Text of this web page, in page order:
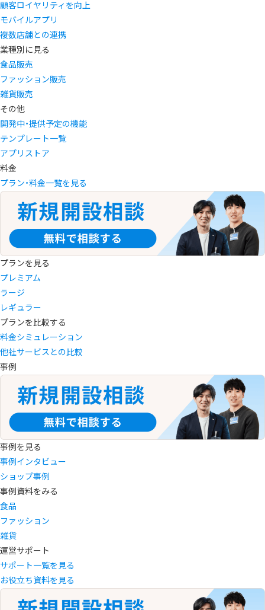
顧客ロイヤリティを向上
モバイルアプリ
複数店舗との連携
業種別に見る
食品販売
ファッション販売
雑貨販売
その他
開発中・提供予定の機能
テンプレート一覧
アプリストア
料金
プラン・料金一覧を見る
プランを見る
プレミアム
ラージ
レギュラー
プランを比較する
料金シミュレーション
他社サービスとの比較
事例
事例を見る
事例インタビュー
ショップ事例
事例資料をみる
食品
ファッション
雑貨
運営サポート
サポート一覧を見る
お役立ち資料を見る